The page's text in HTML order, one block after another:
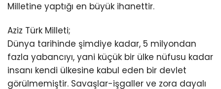
Milletine yaptığı en büyük ihanettir.
Aziz Türk Milleti;
Dünya tarihinde şimdiye kadar, 5 milyondan
fazla yabancıyı, yani küçük bir ülke nüfusu kadar
insanı kendi ülkesine kabul eden bir devlet
görülmemiştir. Savaşlar-işgaller ve zora dayalı